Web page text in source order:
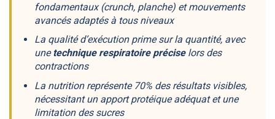
fondamentaux(crunch, planche) et mouvements
avancés adaptés à tous niveaux
La qualité d’exécution prime sur la quantité, avec
unetechnique respiratoire préciselors des
contractions
La nutrition représente 70% des résultats visibles,
nécessitant un apport protéique adéquat et une
limitation des sucres